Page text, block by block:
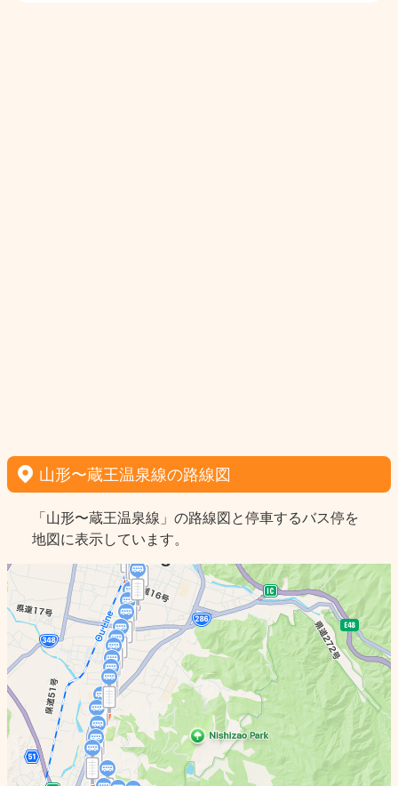
山形〜蔵王温泉線の路線図
「山形〜蔵王温泉線」の路線図と停車するバス停を
地図に表示しています。